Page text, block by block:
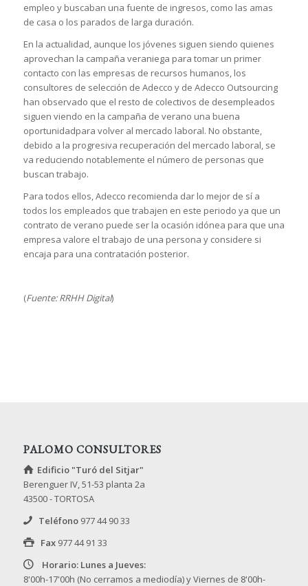
empleo y buscaban una fuente de ingresos, como las amas
de casa o los parados de larga duración.
En la actualidad, aunque los jóvenes siguen siendo quienes
aprovechan la campaña veraniega para tomar un primer
contacto con las empresas de recursos humanos, los
consultores de selección de Adecco y de Adecco Outsourcing
han observado que el resto de colectivos de desempleados
siguen viendo en la campaña de verano una buena
oportunidadpara volver al mercado laboral. No obstante,
debido a la progresiva recuperación del mercado laboral, se
va reduciendo notablemente el número de personas que
buscan trabajo.
Para todos ellos, Adecco recomienda dar lo mejor de sí a
todos los empleados que trabajen en este periodo ya que un
contrato de verano puede ser la ocasión idónea para que una
empresa valore el trabajo de una persona y considere si
encaja para una contratación posterior.
(Fuente: RRHH Digital)
PALOMO CONSULTORES
Edificio "Turó del Sitjar"
Berenguer IV, 51-53 planta 2a
43500 - TORTOSA
Teléfono 977 44 90 33
Fax 977 44 91 33
Horario: Lunes a Jueves:
8'00h-17'00h (No cerramos a mediodía) y Viernes de 8'00h-